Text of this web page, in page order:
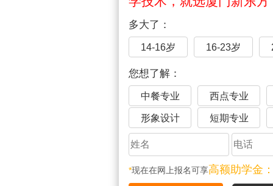
多大了：
14-16岁 16-23岁
您想了解：
中餐专业 西点专业
形象设计 短期专业
*现在在网上报名可享高额助学金